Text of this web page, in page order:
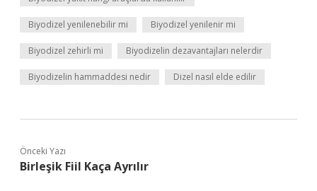
Biyodizel yenilenebilir mi Biyodizel yenilenir mi
Biyodizel zehirli mi Biyodizelin dezavantajları nelerdir
Biyodizelin hammaddesi nedir Dizel nasıl elde edilir
Önceki Yazı
Birleşik Fiil Kaça Ayrılır